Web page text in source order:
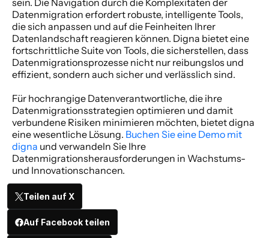
sein. Die Navigation durch die Komplexitäten der
Datenmigration erfordert robuste, intelligente Tools,
die sich anpassen und auf die Feinheiten Ihrer
Datenlandschaft reagieren können. Digna bietet eine
fortschrittliche Suite von Tools, die sicherstellen, dass
Datenmigrationsprozesse nicht nur reibungslos und
effizient, sondern auch sicher und verlässlich sind.
Für hochrangige Datenverantwortliche, die ihre
Datenmigrationsstrategien optimieren und damit
verbundene Risiken minimieren möchten, bietet digna
eine wesentliche Lösung. Buchen Sie eine Demo mit
digna und verwandeln Sie Ihre
Datenmigrationsherausforderungen in Wachstums-
und Innovationschancen.
Teilen auf X
Auf Facebook teilen